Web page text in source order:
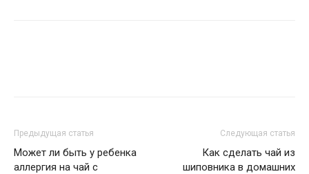
Предыдущая статья
Может ли быть у ребенка
аллергия на чай с
Следующая статья
Как сделать чай из
шиповника в домашних